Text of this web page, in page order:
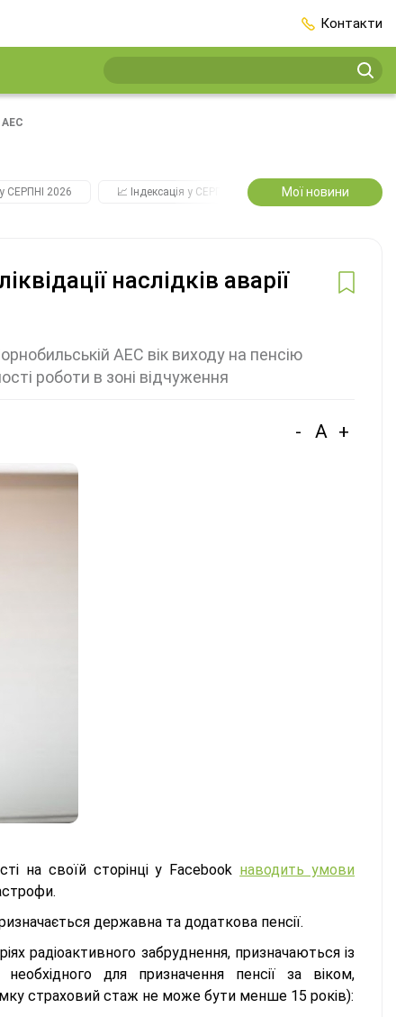
Контакти
АЕС
СЕРПНІ 2026 📈 Індексація у СЕРПНІ 2️⃣0️⃣2️⃣7️⃣ Усі ключові
Мої новини
наслідків аварії
АЕС вік виходу на пенсію
роботи в зоні відчуження
- A +
на своїй сторінці у Facebook наводить умови
державна та додаткова пенсії.
радіоактивного забруднення, призначаються із
для призначення пенсії за віком,
страховий стаж не може бути менше 15 років):